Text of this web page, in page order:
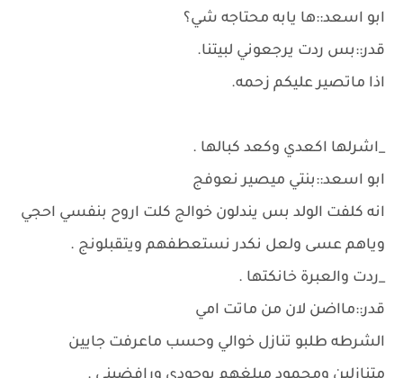
ابو اسعد::ها يابه محتاجه شي؟
قدر::بس ردت يرجعوني لبيتنا.
اذا ماتصير عليكم زحمه.
_اشرلها اكعدي وكعد كبالها .
ابو اسعد::بنتي ميصير نعوفج
انه كلفت الولد بس يندلون خوالج كلت اروح بنفسي احجي
وياهم عسى ولعل نكدر نستعطفهم ويتقبلونج .
_ردت والعبرة خانكتها .
قدر::مااضن لان من ماتت امي
الشرطه طلبو تنازل خوالي وحسب ماعرفت جايين